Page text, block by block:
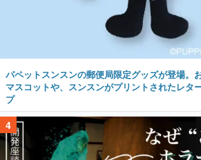
パペットスンスンの郵便局限定グッズが登場。
マスコットや、スンスンがプリントされたレタ
プ
4